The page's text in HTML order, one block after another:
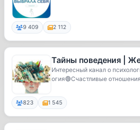
9 409 2 112
Тайны поведения |
Интересный канал о
огия🟢Счастливые
823 1 545